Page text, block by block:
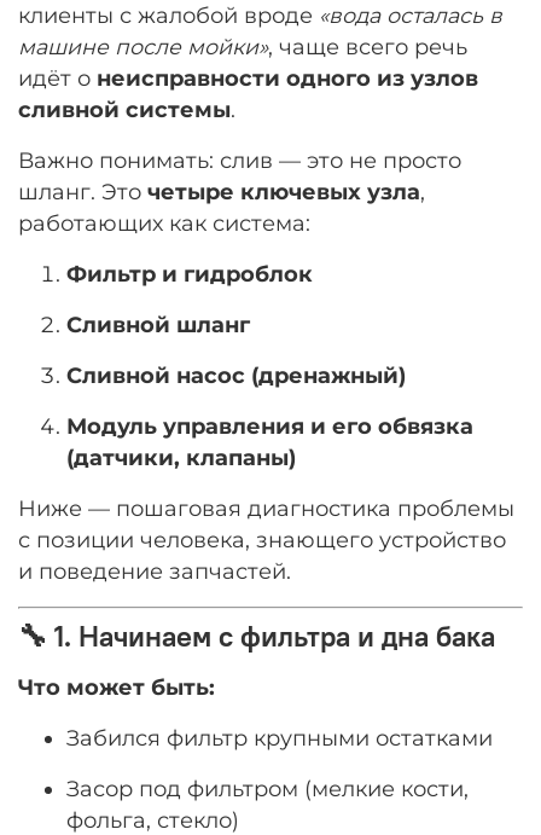
клиенты с жалобой вроде «вода осталась в
машине после мойки», чаще всего речь
идёт о неисправности одного из узлов
сливной системы.
Важно понимать: слив — это не просто
шланг. Это четыре ключевых узла,
работающих как система:
Фильтр и гидроблок
Сливной шланг
Сливной насос (дренажный)
Модуль управления и его обвязка
(датчики, клапаны)
Ниже — пошаговая диагностика проблемы
с позиции человека, знающего устройство
и поведение запчастей.
🔧 1. Начинаем с фильтра и дна бака
Что может быть:
Забился фильтр крупными остатками
Засор под фильтром (мелкие кости,
фольга, стекло)